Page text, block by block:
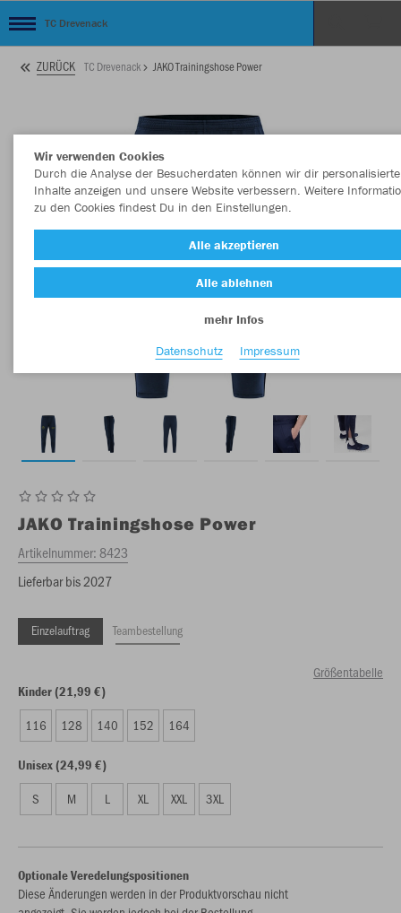
TC Drevenack
ZURÜCK TC Drevenack JAKO Trainingshose Power
JAKO Trainingshose Power
Artikelnummer:8423
Lieferbar bis 2027
Einzelauftrag Teambestellung
Größentabelle
Kinder (21,99 €)
116 128 140 152 164
Unisex (24,99 €)
S M L XL XXL 3XL
Optionale Veredelungspositionen
Diese Änderungen werden in der Produktvorschau nicht
Wir verwenden Cookies
Durch die Analyse der Besucherdaten können wir dir personalisierte
Inhalte anzeigen und unsere Website verbessern. Weitere
zu den Cookies findest Du in den Einstellungen.
Alle akzeptieren
Alle ablehnen
mehr Infos
Datenschutz
Impressum